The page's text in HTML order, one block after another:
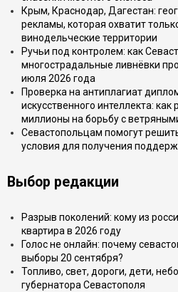
Крым, Краснодар, Дагестан:
рекламы, которая охватит
винодельческие территории
Ручьи под контролем: как
многострадальные ливнёвки
июля 2026 года
Проверка на антиплагиат
искусственного интеллекта: как
миллионы на борьбу с
Севастопольцам помогут
условия для получения
Выбор редакции
Разрыв поколений: кому из
квартира в 2026 году
Голос не онлайн: почему
выборы 20 сентября?
Топливо, свет, дороги, дети,
губернатора Севастополя